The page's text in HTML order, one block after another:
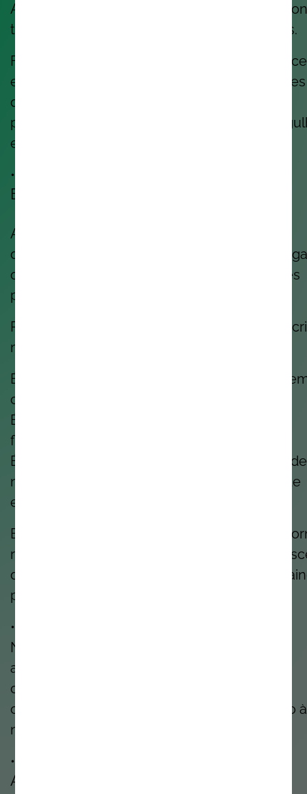
Application Development e Enterprise
transformando negócios e melhorando vidas.
Fomos reconhecidos como #1 Best Workplace
em Portugal. Ficamos muito felizes. Mas
que ainda é melhor? Saber que as nossas
pessoas dizem, com convicção, que têm
em trabalhar aqui.
• • •
Eis no que acreditamos:
A boa tecnologia nasce de boas pessoas a
desenvolver trabalho com propósito, num
onde se sentem valorizadas, apoiadas e livres
para serem quem são.
Porque quando as pessoas se sentem bem,
melhor.
É por isso que investimos na tua
crescimento.
É por isso que valorizamos o equilíbrio, a
flexibilidade e o bem-estar.
É por isso que promovemos a
nos preocupamos com as comunidades onde
estamos presentes.
E sim, incentivamos-te a sonhar até que se
realidade. Porque as melhores inovações
de quem tem a coragem de imaginar o que
pode ser.
• • •
Não somos perfeitos. Estamos sempre a
aprender. Mas todos os dias temos o
compromisso de fazer melhor, pelos nossos
clientes, pelos nossos colegas e pelo mundo à
nossa volta.
• • •
A Noesis é o lugar certo para ti?